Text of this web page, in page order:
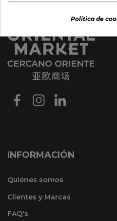
INFORMACIÓN
Quiénes somos
Clientes y Marcas
FAQ's
Política de